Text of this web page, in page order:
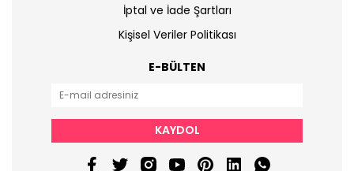
İptal ve İade Şartları
Kişisel Veriler Politikası
E-BÜLTEN
KAYDOL